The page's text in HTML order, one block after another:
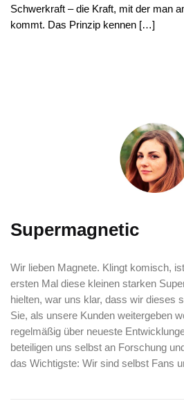
Schwerkraft – die Kraft, mit der man
kommt. Das Prinzip kennen […]
Supermagnetic
Wir lieben Magnete. Klingt komisch,
ersten Mal diese kleinen starken
hielten, war uns klar, dass wir dieses
Sie, als unsere Kunden weitergeben
regelmäßig über neueste
beteiligen uns selbst an Forschung
das Wichtigste: Wir sind selbst Fans